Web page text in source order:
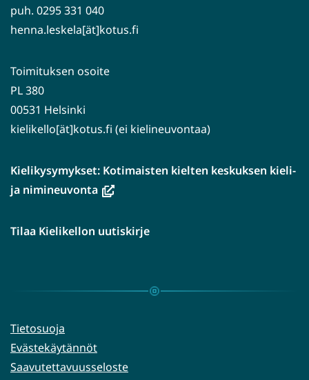
puh. 0295 331 040
henna.leskela[ät]kotus.fi
Toimituksen osoite
PL 380
00531 Helsinki
kielikello[ät]kotus.fi (ei kielineuvontaa)
Kielikysymykset: Kotimaisten kielten keskuksen kieli-
ja nimineuvonta(avautuu
ikkunaan,
palveluun)
Tilaa Kielikellon uutiskirje
Tietosuoja
Evästekäytännöt
Saavutettavuusseloste